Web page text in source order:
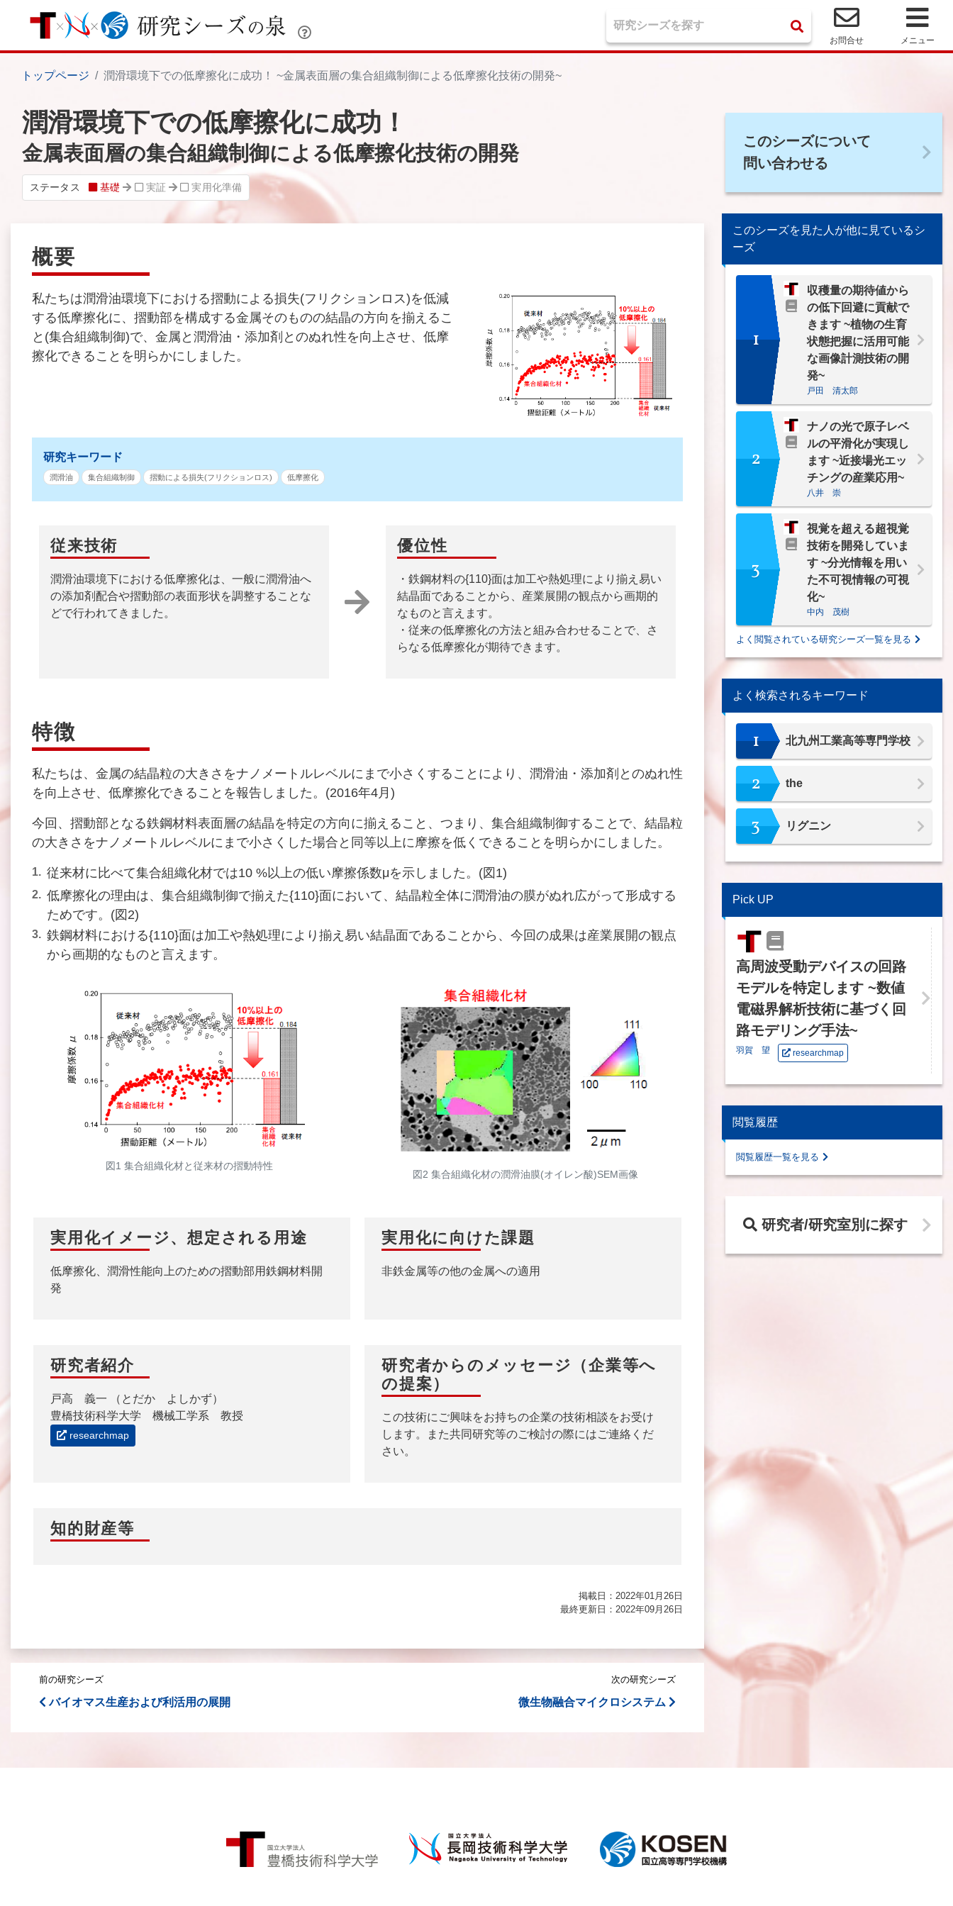
お問合せ メニュー
トップページ 潤滑環境下での低摩擦化に成功！ ~金属表面層の集合組織制御による低摩擦化技術の開発~
潤滑環境下での低摩擦化に成功！
金属表面層の集合組織制御による低摩擦化技術の開発
ステータス 基礎 実証 実用化準備
概要
私たちは潤滑油環境下における摺動による損失(フリクションロス)を低減
する低摩擦化に、摺動部を構成する金属そのものの結晶の方向を揃えるこ
と(集合組織制御)で、金属と潤滑油・添加剤とのぬれ性を向上させ、低摩
擦化できることを明らかにしました。
研究キーワード
潤滑油 集合組織制御 摺動による損失(フリクションロス) 低摩擦化
従来技術
潤滑油環境下における低摩擦化は、一般に潤滑油へ
の添加剤配合や摺動部の表面形状を調整することな
どで行われてきました。
優位性
・鉄鋼材料の{110}面は加工や熱処理により揃え易い
結晶面であることから、産業展開の観点から画期的
なものと言えます。
・従来の低摩擦化の方法と組み合わせることで、さ
らなる低摩擦化が期待できます。
特徴
私たちは、金属の結晶粒の大きさをナノメートルレベルにまで小さくすることにより、潤滑油・添加剤とのぬれ性
を向上させ、低摩擦化できることを報告しました。(2016年4月)
今回、摺動部となる鉄鋼材料表面層の結晶を特定の方向に揃えること、つまり、集合組織制御することで、結晶粒
の大きさをナノメートルレベルにまで小さくした場合と同等以上に摩擦を低くできることを明らかにしました。
従来材に比べて集合組織化材では10 %以上の低い摩擦係数μを示しました。(図1)
低摩擦化の理由は、集合組織制御で揃えた{110}面において、結晶粒全体に潤滑油の膜がぬれ広がって形成する
ためです。(図2)
鉄鋼材料における{110}面は加工や熱処理により揃え易い結晶面であることから、今回の成果は産業展開の観点
から画期的なものと言えます。
図1 集合組織化材と従来材の摺動特性
図2 集合組織化材の潤滑油膜(オイレン酸)SEM画像
実用化イメージ、想定される用途
低摩擦化、潤滑性能向上のための摺動部用鉄鋼材料開
発
実用化に向けた課題
非鉄金属等の他の金属への適用
研究者紹介
戸高 義一 （とだか よしかず）
豊橋技術科学大学 機械工学系 教授
researchmap
研究者からのメッセージ（企業等へ
の提案）
この技術にご興味をお持ちの企業の技術相談をお受け
します。また共同研究等のご検討の際にはご連絡くだ
さい。
知的財産等
掲載日：2022年01月26日
最終更新日：2022年09月26日
前の研究シーズ
バイオマス生産および利活用の展開
次の研究シーズ
微生物融合マイクロシステム
このシーズについて
問い合わせる
このシーズを見た人が他に見ているシ
ーズ
1
収穫量の期待値から
の低下回避に貢献で
きます ~植物の生育
状態把握に活用可能
な画像計測技術の開
発~
戸田 清太郎
2
ナノの光で原子レベ
ルの平滑化が実現し
ます ~近接場光エッ
チングの産業応用~
八井 崇
3
視覚を超える超視覚
技術を開発していま
す ~分光情報を用い
た不可視情報の可視
化~
中内 茂樹
よく閲覧されている研究シーズ一覧を見る
よく検索されるキーワード
1 北九州工業高等専門学校
2 the
3 リグニン
Pick UP
高周波受動デバイスの回路
モデルを特定します ~数値
電磁界解析技術に基づく回
路モデリング手法~
羽賀 望 researchmap
閲覧履歴
閲覧履歴一覧を見る
研究者/研究室別に探す